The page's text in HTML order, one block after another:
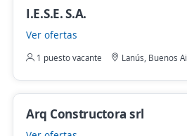
I.E.S.E. S.A.
Ver ofertas
1 puesto vacante Lanús, Buenos
Arq Constructora srl